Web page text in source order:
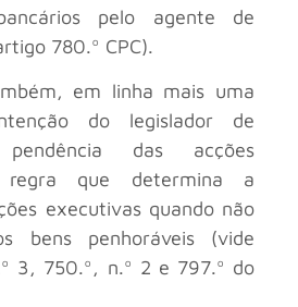
pelo agente de
780.º CPC).
em linha mais uma
do legislador de
das acções
regra que determina a
executivas quando não
bens penhoráveis (vide
3, 750.º, n.º 2 e 797.º do